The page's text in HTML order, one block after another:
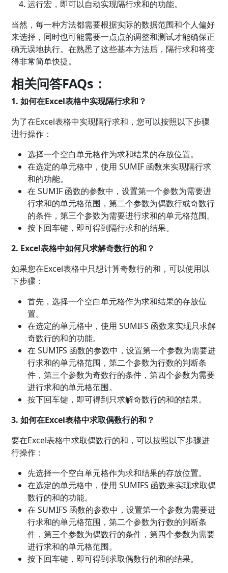
运行宏，即可以自动实现隔行求和的功能。
当然，每一种方法都需要根据实际的数据范围和个人偏好
来选择，同时也可能需要一点点的调整和测试才能确保正
确无误地执行。在熟悉了这些基本方法后，隔行求和将变
得非常简单快捷。
相关问答FAQs：
1. 如何在Excel表格中实现隔行求和？
为了在Excel表格中实现隔行求和，您可以按照以下步骤
进行操作：
选择一个空白单元格作为求和结果的存放位置。
在选定的单元格中，使用 SUMIF 函数来实现隔行求
和的功能。
在 SUMIF 函数的参数中，设置第一个参数为需要进
行求和的单元格范围，第二个参数为偶数行或奇数行
的条件，第三个参数为需要进行求和的单元格范围。
按下回车键，即可得到隔行求和的结果。
2. Excel表格中如何只求解奇数行的和？
如果您在Excel表格中只想计算奇数行的和，可以使用以
下步骤：
首先，选择一个空白单元格作为求和结果的存放位
置。
在选定的单元格中，使用 SUMIFS 函数来实现只求解
奇数行的和的功能。
在 SUMIFS 函数的参数中，设置第一个参数为需要进
行求和的单元格范围，第二个参数为行数的判断条
件，第三个参数为奇数行的条件，第四个参数为需要
进行求和的单元格范围。
按下回车键，即可得到只求解奇数行的和的结果。
3. 如何在Excel表格中求取偶数行的和？
要在Excel表格中求取偶数行的和，可以按照以下步骤进
行操作：
先选择一个空白单元格作为求和结果的存放位置。
在选定的单元格中，使用 SUMIFS 函数来实现求取偶
数行的和的功能。
在 SUMIFS 函数的参数中，设置第一个参数为需要进
行求和的单元格范围，第二个参数为行数的判断条
件，第三个参数为偶数行的条件，第四个参数为需要
进行求和的单元格范围。
按下回车键，即可得到求取偶数行的和的结果。